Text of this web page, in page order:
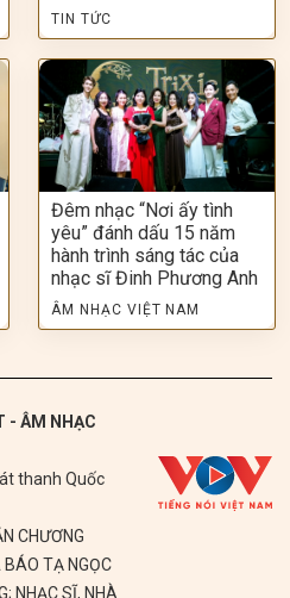
TIN TỨC
Đêm nhạc “Nơi ấy tình
yêu” đánh dấu 15 năm
hành trình sáng tác của
nhạc sĩ Đinh Phương Anh
ÂM NHẠC VIỆT NAM
- ÂM NHẠC
thanh Quốc
CHƯƠNG
TẠ NGỌC
NHẠC SĨ, NHÀ